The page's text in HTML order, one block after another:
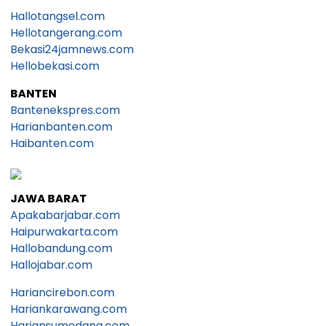
Hallotangsel.com
Hellotangerang.com
Bekasi24jamnews.com
Hellobekasi.com
BANTEN
Bantenekspres.com
Harianbanten.com
Haibanten.com
JAWA BARAT
Apakabarjabar.com
Haipurwakarta.com
Hallobandung.com
Hallojabar.com
Hariancirebon.com
Hariankarawang.com